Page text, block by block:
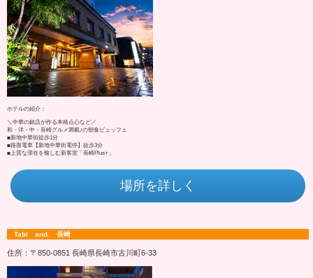
ホテルの紹介：
＼中華の銘店が作る本格点心など／
和・洋・中・長崎グルメ満載♪の朝食ビュッフェ
■新地中華街徒歩1分
■路面電車【新地中華街電停】徒歩3分
■上質な滞在を愉しむ新客室「長崎Plus+」
場所を詳しく
Tabi and. 長崎
住所：〒850-0851 長崎県長崎市古川町6‐33